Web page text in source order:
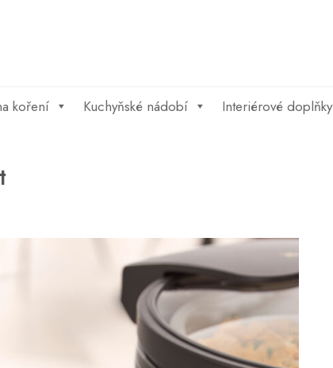
koření Kuchyňské nádobí Interiérové doplňky